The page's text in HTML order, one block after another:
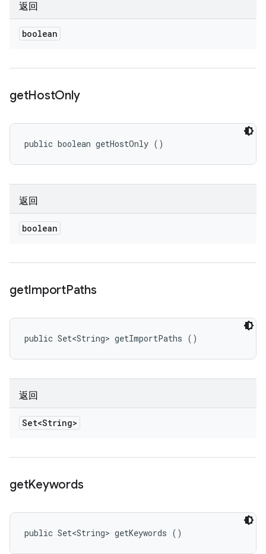
返回
boolean
getHostOnly
public boolean getHostOnly ()
返回
boolean
getImportPaths
public Set<String> getImportPaths ()
返回
Set<String>
getKeywords
public Set<String> getKeywords ()